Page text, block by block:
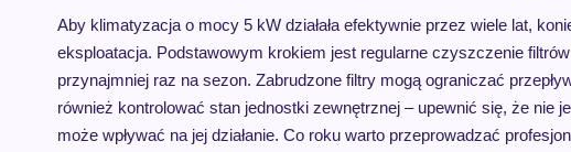
Aby klimatyzacja o mocy 5 kW działała efektywnie przez wiele lat,
eksploatacja. Podstawowym krokiem jest regularne czyszczenie
przynajmniej raz na sezon. Zabrudzone filtry mogą ograniczać
również kontrolować stan jednostki zewnętrznej – upewnić się, że nie
może wpływać na jej działanie. Co roku warto przeprowadzać